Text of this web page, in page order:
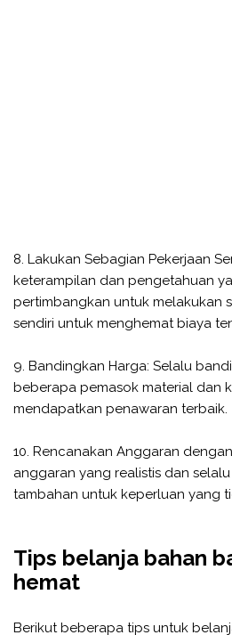
8. Lakukan Sebagian Pekerjaan
keterampilan dan pengetahuan
pertimbangkan untuk melakukan
sendiri untuk menghemat biaya
9. Bandingkan Harga: Selalu
beberapa pemasok material dan
mendapatkan penawaran terbaik.
10. Rencanakan Anggaran
anggaran yang realistis dan
tambahan untuk keperluan yang
Tips belanja bahan
hemat
Berikut beberapa tips untuk